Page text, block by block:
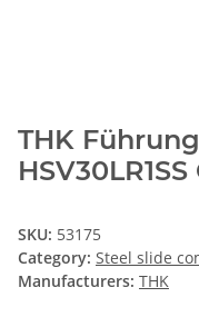
THK
SKU: 53175
Category: Steel slide
Manufacturers: THK